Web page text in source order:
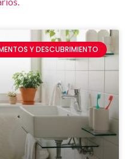
Y DESCUBRIMIENTO